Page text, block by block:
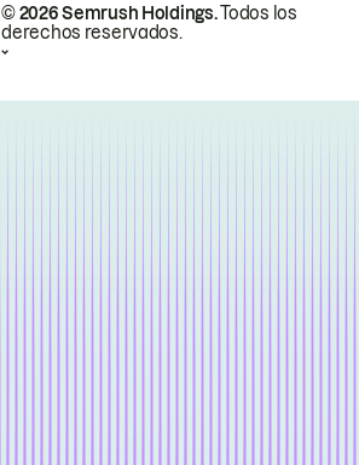
© 2026 Semrush Holdings.Todos los
derechos reservados.